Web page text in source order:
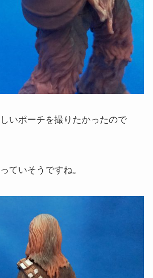
いポーチを撮りたかったので
ていそうですね。